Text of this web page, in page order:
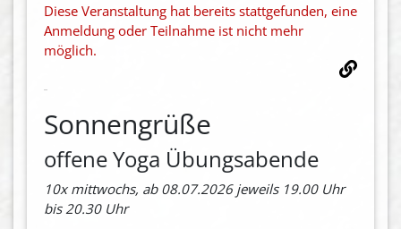
Diese Veranstaltung hat bereits stattgefunden, eine
Anmeldung oder Teilnahme ist nicht mehr
möglich.
Sonnengrüße
offene Yoga Übungsabende
10x mittwochs, ab 08.07.2026 jeweils 19.00 Uhr
bis 20.30 Uhr